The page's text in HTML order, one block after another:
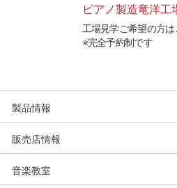
ピアノ製造竜洋工
工場見学ご希望の方
※完全予約制です
製品情報
販売店情報
音楽教室